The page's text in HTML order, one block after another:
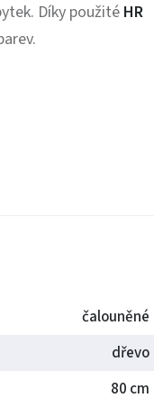
Díky použité HR
čalouněné
dřevo
80 cm